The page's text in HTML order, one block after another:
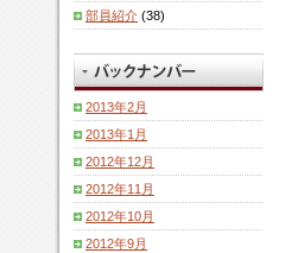
部員紹介 (38)
2013年2月
2013年1月
2012年12月
2012年11月
2012年10月
2012年9月